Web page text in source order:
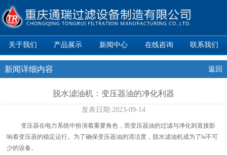
关于我们 产品展示 新闻中心 在线咨询 联系我们
新闻详细内容 返回
脱水滤油机：变压器油的净化利器
发表日期:2023-09-14
变压器在电力系统中扮演着重要角色，而变压器油的过滤与净化则直接影
响着变压器的稳定运行。为了确保变压器油的清洁度，脱水滤油机成为了bi不可
少的设备。